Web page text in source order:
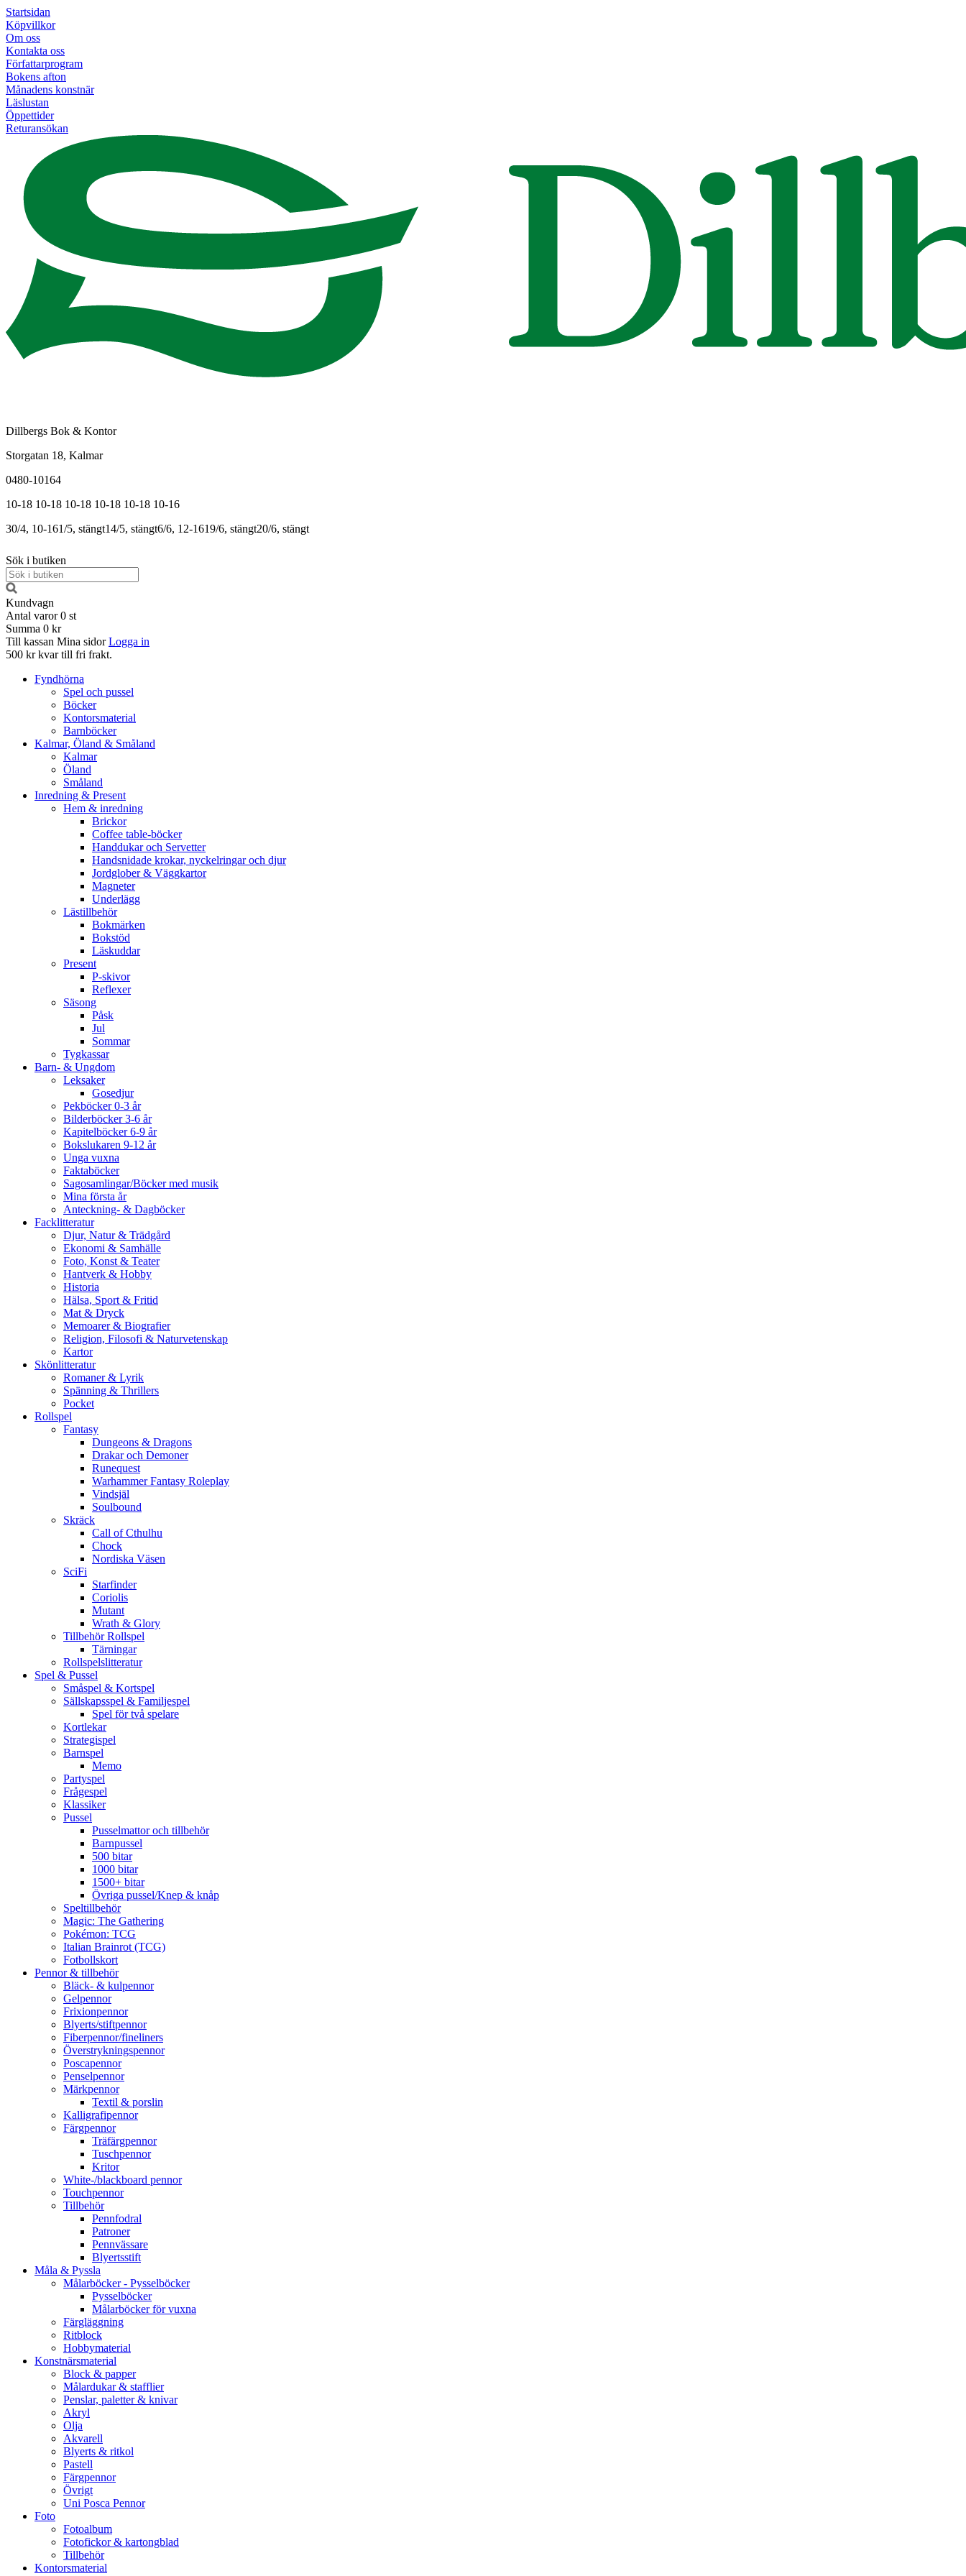
Startsidan
Köpvillkor
Om oss
Kontakta oss
Författarprogram
Bokens afton
Månadens konstnär
Läslustan
Öppettider
Returansökan
Dillbergs Bok & Kontor
Storgatan 18, Kalmar
0480-10164
10-18 10-18 10-18 10-18 10-18 10-16
30/4, 10-161/5, stängt14/5, stängt6/6, 12-1619/6, stängt20/6, stängt
Sök i butiken
Kundvagn
Antal varor 0 st
Summa 0 kr
Till kassan Mina sidor Logga in
500 kr kvar till fri frakt.
Fyndhörna
Spel och pussel
Böcker
Kontorsmaterial
Barnböcker
Kalmar, Öland & Småland
Kalmar
Öland
Småland
Inredning & Present
Hem & inredning
Brickor
Coffee table-böcker
Handdukar och Servetter
Handsnidade krokar, nyckelringar och djur
Jordglober & Väggkartor
Magneter
Underlägg
Lästillbehör
Bokmärken
Bokstöd
Läskuddar
Present
P-skivor
Reflexer
Säsong
Påsk
Jul
Sommar
Tygkassar
Barn- & Ungdom
Leksaker
Gosedjur
Pekböcker 0-3 år
Bilderböcker 3-6 år
Kapitelböcker 6-9 år
Bokslukaren 9-12 år
Unga vuxna
Faktaböcker
Sagosamlingar/Böcker med musik
Mina första år
Anteckning- & Dagböcker
Facklitteratur
Djur, Natur & Trädgård
Ekonomi & Samhälle
Foto, Konst & Teater
Hantverk & Hobby
Historia
Hälsa, Sport & Fritid
Mat & Dryck
Memoarer & Biografier
Religion, Filosofi & Naturvetenskap
Kartor
Skönlitteratur
Romaner & Lyrik
Spänning & Thrillers
Pocket
Rollspel
Fantasy
Dungeons & Dragons
Drakar och Demoner
Runequest
Warhammer Fantasy Roleplay
Vindsjäl
Soulbound
Skräck
Call of Cthulhu
Chock
Nordiska Väsen
SciFi
Starfinder
Coriolis
Mutant
Wrath & Glory
Tillbehör Rollspel
Tärningar
Rollspelslitteratur
Spel & Pussel
Småspel & Kortspel
Sällskapsspel & Familjespel
Spel för två spelare
Kortlekar
Strategispel
Barnspel
Memo
Partyspel
Frågespel
Klassiker
Pussel
Pusselmattor och tillbehör
Barnpussel
500 bitar
1000 bitar
1500+ bitar
Övriga pussel/Knep & knåp
Speltillbehör
Magic: The Gathering
Pokémon: TCG
Italian Brainrot (TCG)
Fotbollskort
Pennor & tillbehör
Bläck- & kulpennor
Gelpennor
Frixionpennor
Blyerts/stiftpennor
Fiberpennor/fineliners
Överstrykningspennor
Poscapennor
Penselpennor
Märkpennor
Textil & porslin
Kalligrafipennor
Färgpennor
Träfärgpennor
Tuschpennor
Kritor
White-/blackboard pennor
Touchpennor
Tillbehör
Pennfodral
Patroner
Pennvässare
Blyertsstift
Måla & Pyssla
Målarböcker - Pysselböcker
Pysselböcker
Målarböcker för vuxna
Färgläggning
Ritblock
Hobbymaterial
Konstnärsmaterial
Block & papper
Målardukar & stafflier
Penslar, paletter & knivar
Akryl
Olja
Akvarell
Blyerts & ritkol
Pastell
Färgpennor
Övrigt
Uni Posca Pennor
Foto
Fotoalbum
Fotofickor & kartongblad
Tillbehör
Kontorsmaterial